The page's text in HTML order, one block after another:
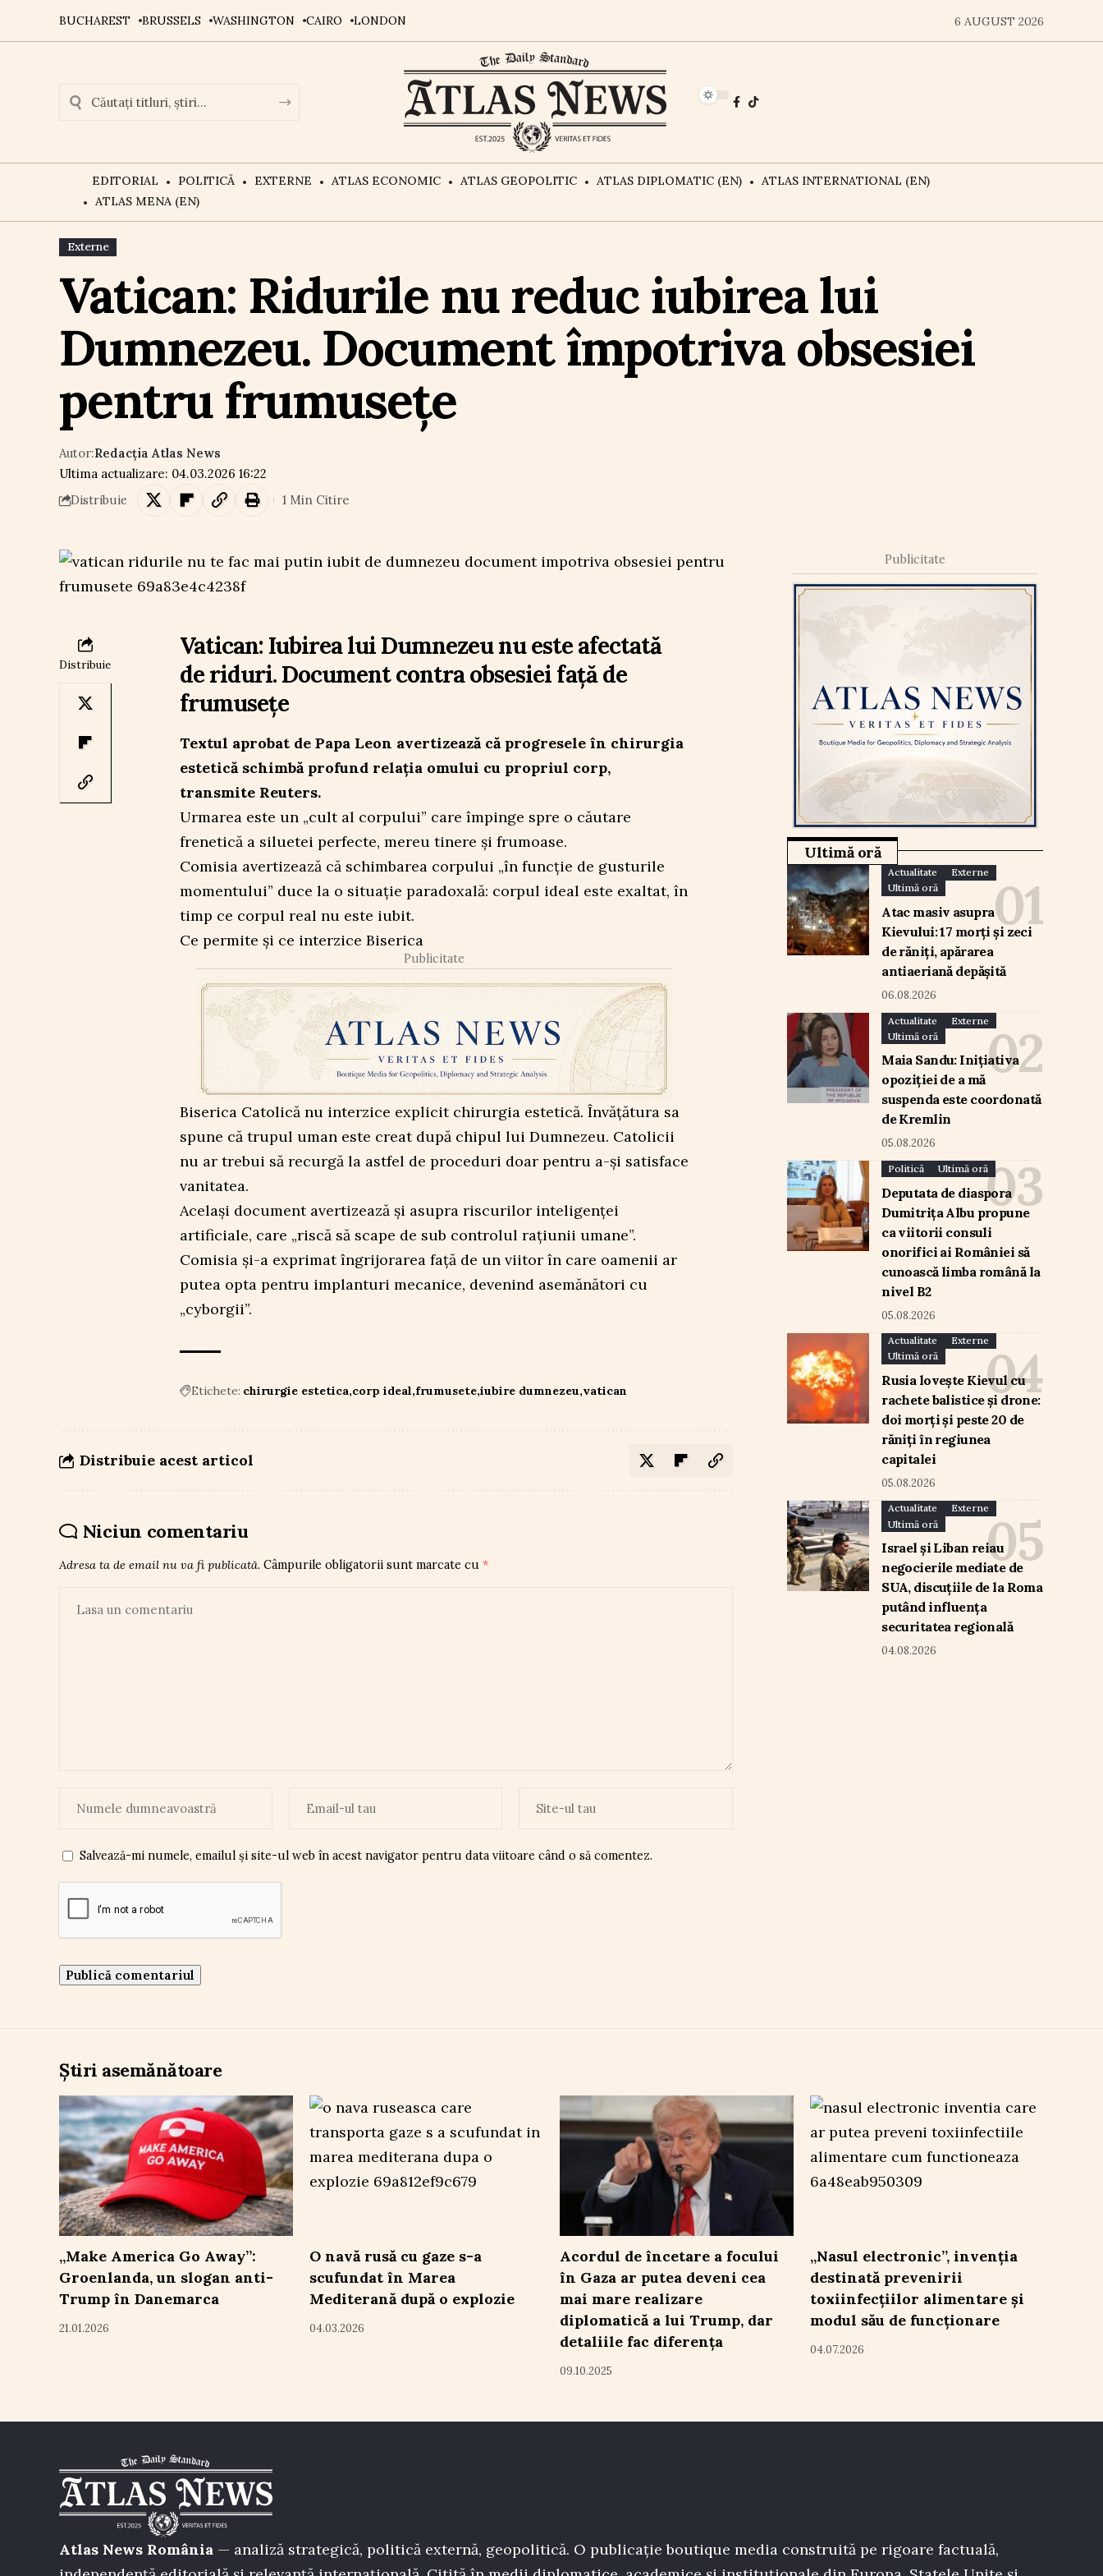
BUCHAREST BRUSSELS WASHINGTON CAIRO LONDON 6 AUGUST 2026
EDITORIAL POLITICĂ EXTERNE ATLAS ECONOMIC ATLAS GEOPOLITIC ATLAS DIPLOMATIC (EN)
ATLAS INTERNATIONAL (EN)
ATLAS MENA (EN)
Externe
Vatican: Ridurile nu reduc iubirea lui
Dumnezeu. Document împotriva obsesiei
pentru frumusețe
Ultima actualizare: 04.03.2026 16:22
Autor:Redacția Atlas News
Distribuie 1 Min Citire
Distribuie
Vatican: Iubirea lui Dumnezeu nu este afectată
de riduri. Document contra obsesiei față de
frumusețe
Textul aprobat de Papa Leon avertizează că progresele în chirurgia
estetică schimbă profund relația omului cu propriul corp,
transmite Reuters.
Urmarea este un „cult al corpului” care împinge spre o căutare
frenetică a siluetei perfecte, mereu tinere și frumoase.
Comisia avertizează că schimbarea corpului „în funcție de gusturile
momentului” duce la o situație paradoxală: corpul ideal este exaltat, în
timp ce corpul real nu este iubit.
Ce permite și ce interzice Biserica
Publicitate
Biserica Catolică nu interzice explicit chirurgia estetică. Învățătura sa
spune că trupul uman este creat după chipul lui Dumnezeu. Catolicii
nu ar trebui să recurgă la astfel de proceduri doar pentru a-și satisface
vanitatea.
Același document avertizează și asupra riscurilor inteligenței
artificiale, care „riscă să scape de sub controlul rațiunii umane”.
Comisia și-a exprimat îngrijorarea față de un viitor în care oamenii ar
putea opta pentru implanturi mecanice, devenind asemănători cu
„cyborgii”.
Etichete: chirurgie estetica corp ideal frumusete iubire dumnezeu vatican
Distribuie acest articol
Niciun comentariu
Adresa ta de email nu va fi publicată. Câmpurile obligatorii sunt marcate cu *
Salvează-mi numele, emailul și site-ul web în acest navigator pentru data viitoare când o să comentez.
Publicitate
Ultimă oră
Actualitate
Externe
Ultimă oră
Atac masiv asupra
Kievului: 17 morți și zeci
de răniți, apărarea
antiaeriană depășită
06.08.2026
Actualitate
Externe
Ultimă oră
Maia Sandu: Inițiativa
opoziției de a mă
suspenda este coordonată
de Kremlin
05.08.2026
Politică Ultimă oră
Deputata de diaspora
Dumitrița Albu propune
ca viitorii consuli
onorifici ai României să
cunoască limba română la
nivel B2
05.08.2026
Actualitate
Externe
Ultimă oră
Rusia lovește Kievul cu
rachete balistice și drone:
doi morți și peste 20 de
răniți în regiunea
capitalei
05.08.2026
Actualitate
Externe
Ultimă oră
Israel și Liban reiau
negocierile mediate de
SUA, discuțiile de la Roma
putând influența
securitatea regională
04.08.2026
Știri asemănătoare
„Make America Go Away”:
Groenlanda, un slogan anti-
Trump în Danemarca
21.01.2026
O navă rusă cu gaze s-a
scufundat în Marea
Mediterană după o explozie
04.03.2026
Acordul de încetare a focului
în Gaza ar putea deveni cea
mai mare realizare
diplomatică a lui Trump, dar
detaliile fac diferența
09.10.2025
„Nasul electronic”, invenția
destinată prevenirii
toxiinfecțiilor alimentare și
modul său de funcționare
04.07.2026
Atlas News România — analiză strategică, politică externă, geopolitică. O publicație boutique media construită pe rigoare factuală,